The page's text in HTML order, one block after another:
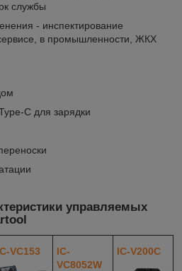
службы
- инспектирование
в промышленности, ЖКХ
С для зарядки
управляемых
VC153
IC-
VC8052W
IC-V200C